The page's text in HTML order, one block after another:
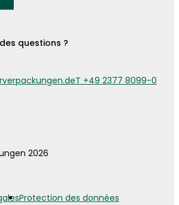
questions ?
T +49 2377 8099-0
2026
Protection des données